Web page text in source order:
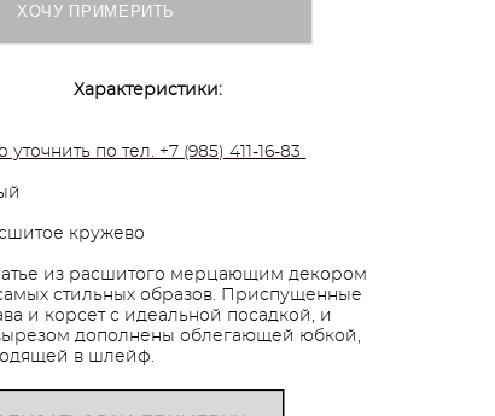
ХОЧУ ПРИМЕРИТЬ
Характеристики:
уточнить по тел. +7 (985) 411-16-83
кружево
из расшитого мерцающим декором
стильных образов. Приспущенные
и корсет с идеальной посадкой, и
дополнены облегающей юбкой,
в шлейф.